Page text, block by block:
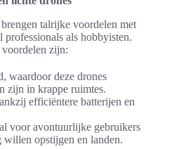
brengen talrijke voordelen met
als hobbyisten.
zijn:
waardoor deze drones
zijn in krappe ruimtes.
efficiëntere batterijen en
voor avontuurlijke gebruikers
willen opstijgen en landen.